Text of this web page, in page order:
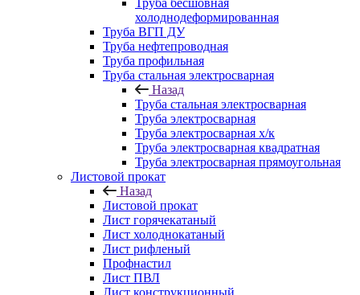
Труба бесшовная
холоднодеформированная
Труба ВГП ДУ
Труба нефтепроводная
Труба профильная
Труба стальная электросварная
Назад
Труба стальная электросварная
Труба электросварная
Труба электросварная х/к
Труба электросварная квадратная
Труба электросварная прямоугольная
Листовой прокат
Назад
Листовой прокат
Лист горячекатаный
Лист холоднокатаный
Лист рифленый
Профнастил
Лист ПВЛ
Лист конструкционный